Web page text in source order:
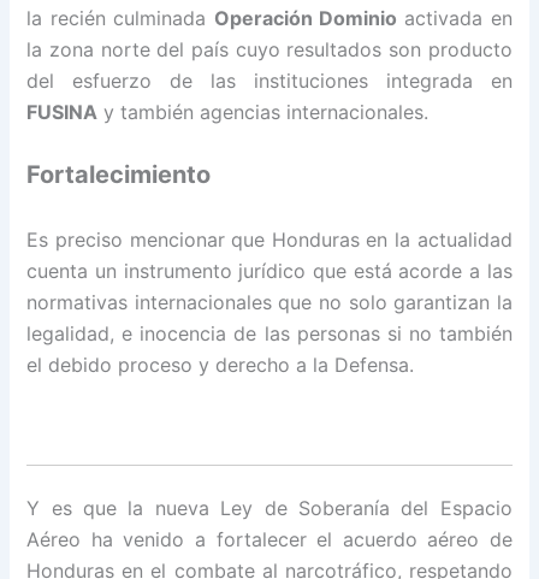
la recién culminada Operación Dominio activada en
la zona norte del país cuyo resultados son producto
del esfuerzo de las instituciones integrada en
FUSINA y también agencias internacionales.
Fortalecimiento
Es preciso mencionar que Honduras en la actualidad
cuenta un instrumento jurídico que está acorde a las
normativas internacionales que no solo garantizan la
legalidad, e inocencia de las personas si no también
el debido proceso y derecho a la Defensa.
Y es que la nueva Ley de Soberanía del Espacio
Aéreo ha venido a fortalecer el acuerdo aéreo de
Honduras en el combate al narcotráfico, respetando